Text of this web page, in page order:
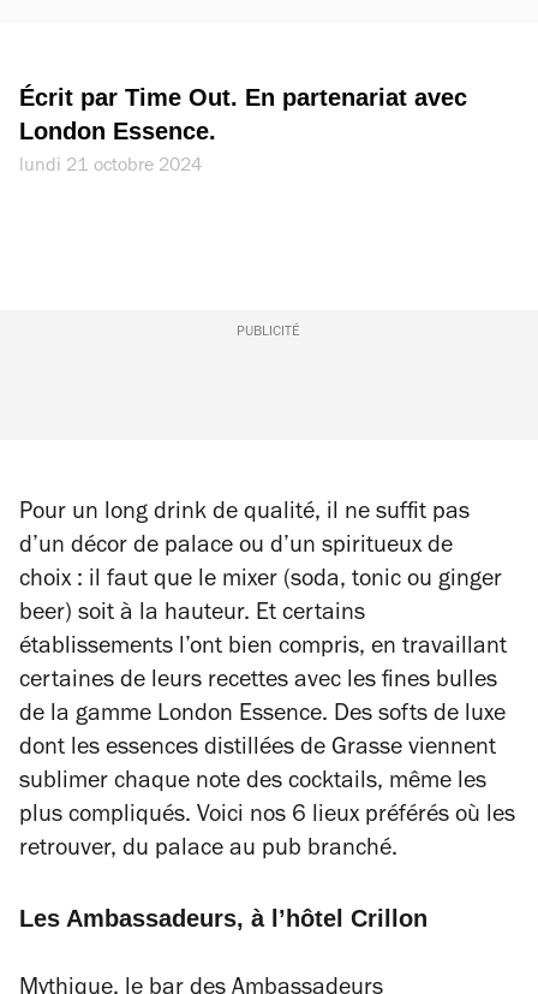
Écrit par Time Out. En partenariat avec
London Essence.
lundi 21 octobre 2024
PUBLICITÉ
Pour un long drink de qualité, il ne suffit pas
d’un décor de palace ou d’un spiritueux de
choix : il faut que le mixer (soda, tonic ou ginger
beer) soit à la hauteur. Et certains
établissements l’ont bien compris, en travaillant
certaines de leurs recettes avec les fines bulles
de la gamme London Essence. Des softs de luxe
dont les essences distillées de Grasse viennent
sublimer chaque note des cocktails, même les
plus compliqués. Voici nos 6 lieux préférés où les
retrouver, du palace au pub branché.
Les Ambassadeurs, à l’hôtel Crillon